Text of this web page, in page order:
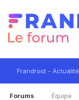
Frandroid - Actualité
Forums Équipe